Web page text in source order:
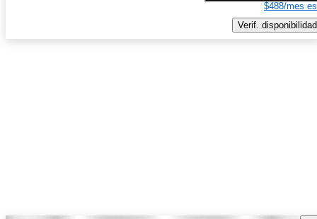
$488/mes
Verif. disponibilidad